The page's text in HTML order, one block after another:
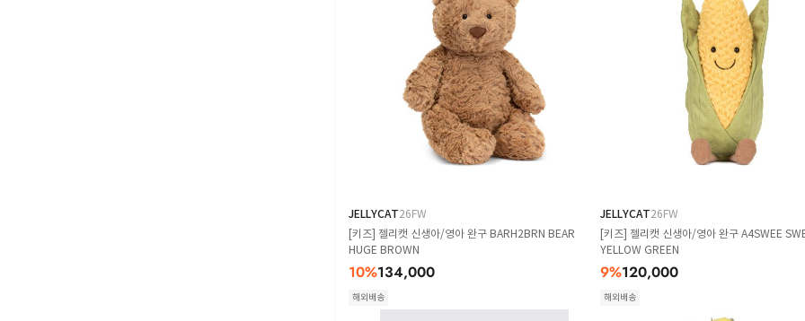
JELLYCAT26FW
[키즈] 젤리캣 신생아/영아 완구 BARH2BRN BEAR
HUGE BROWN
10%134,000
해외배송
JELLYCAT26FW
[키즈] 젤리캣 신생아/영아 완구 A4SWEE
YELLOW GREEN
9%120,000
해외배송